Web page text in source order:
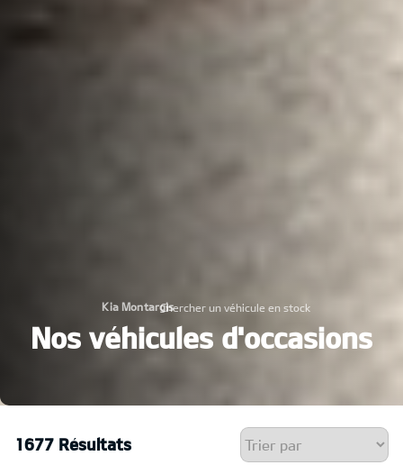
Kia Montargis
›
Chercher un véhicule en stock
Nos véhicules d'occasions
1677 Résultats